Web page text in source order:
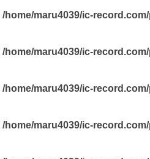
/home/maru4039/ic-
/home/maru4039/ic-
/home/maru4039/ic-
/home/maru4039/ic-